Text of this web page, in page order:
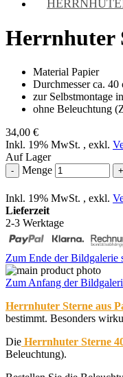
Herrnhuter
Material Papier
Durchmesser ca. 40
zur Selbstmontage
ohne Beleuchtung
34,00 €
Inkl. 19% MwSt. , exkl.
Auf Lager
- Menge +
Inkl. 19% MwSt. , exkl.
Lieferzeit
2-3 Werktage
Zum Ende der Bildgalerie
Zum Anfang der
Herrnhuter Sterne aus
bestimmt. Besonders
Die Herrnhuter Sterne
Beleuchtung).